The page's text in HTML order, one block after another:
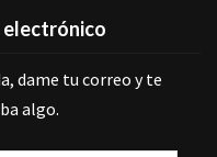
electrónico
dame tu correo y te
algo.